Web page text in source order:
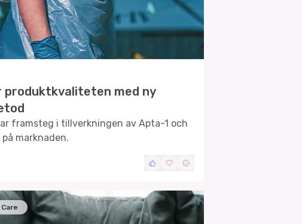
produktkvaliteten med ny
framsteg i tillverkningen av Apta-1 och
marknaden.